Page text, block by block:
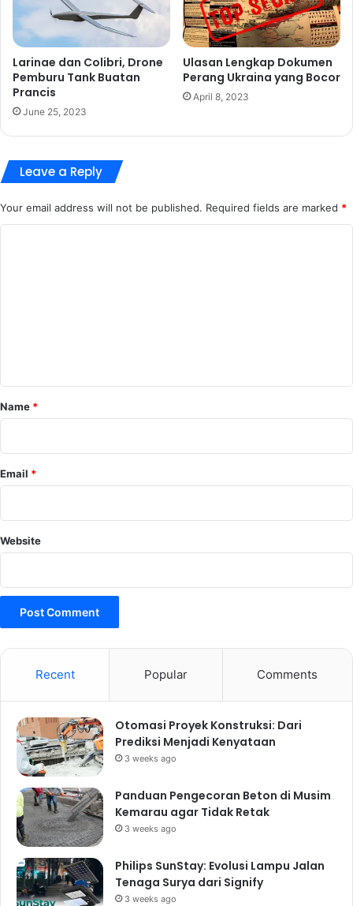
Larinae dan Colibri, Drone
Pemburu Tank Buatan
Prancis
June 25, 2023
Ulasan Lengkap Dokumen
Perang Ukraina yang Bocor
April 8, 2023
Leave a Reply
Your email address will not be published. Required fields are marked *
*
Name *
Email *
Website
Recent Popular Comments
Otomasi Proyek Konstruksi: Dari
Prediksi Menjadi Kenyataan
3 weeks ago
Panduan Pengecoran Beton di Musim
Kemarau agar Tidak Retak
3 weeks ago
Philips SunStay: Evolusi Lampu Jalan
Tenaga Surya dari Signify
3 weeks ago